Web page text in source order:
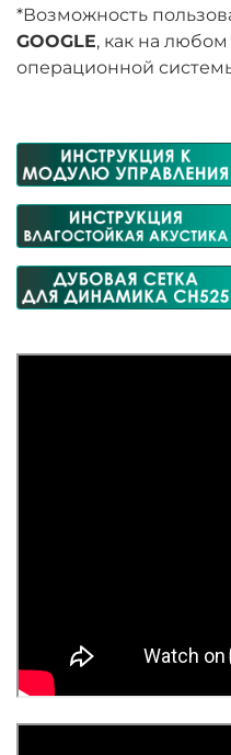
*Возможность
GOOGLE, как на любом
операционной